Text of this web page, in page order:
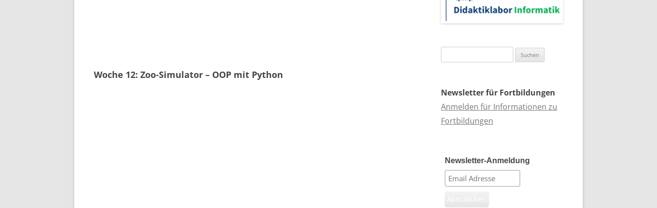
Woche 12: Zoo-Simulator – OOP mit Python
nach:
Newsletter für Fortbildungen
Anmelden für Informationen zu
Fortbildungen
Newsletter-Anmeldung